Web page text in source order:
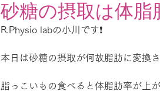
砂糖の摂取は体脂
R.Physio labの小川です❗
本日は砂糖の摂取が何故脂肪に変換
脂っこいもの食べると体脂肪率が上